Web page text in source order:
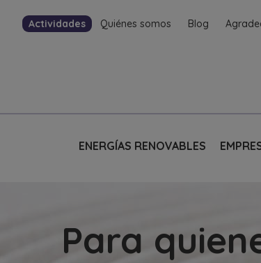
Actividades Quiénes somos Blog
ENERGÍAS RENOVABLES
Para